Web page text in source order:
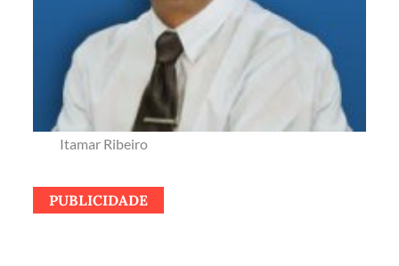
Itamar Ribeiro
PUBLICIDADE